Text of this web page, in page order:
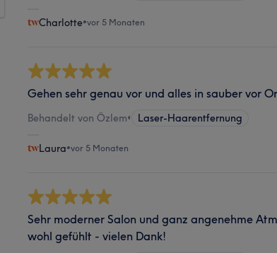
Charlotte•vor 5 Monaten
Gehen sehr genau vor und alles in sauber vor
Behandelt von Özlem• Laser-Haarentfernung
Laura•vor 5 Monaten
Sehr moderner Salon und ganz angenehme
wohl gefühlt - vielen Dank!